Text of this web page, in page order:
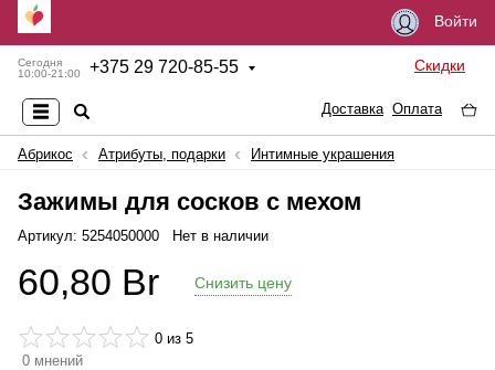
Войти
Сегодня
10:00-21:00
+375 29 720-85-55 Скидки
Доставка Оплата
Абрикос Атрибуты, подарки Интимные украшения
Зажимы для сосков с мехом
Артикул: 5254050000 Нет в наличии
60,80 Br Снизить цену
0 из 5
0 мнений